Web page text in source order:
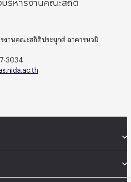
งานคณะสถิติประยุกต์ อาคารนวมิ
3034